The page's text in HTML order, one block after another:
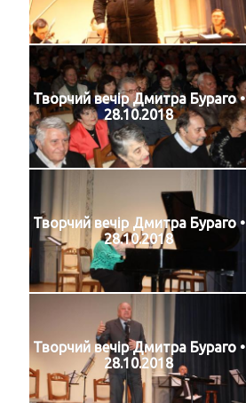
Творчий вечір Дмитра Бураго •
28.10.2018
Творчий вечір Дмитра Бураго •
28.10.2018
Творчий вечір Дмитра Бураго •
28.10.2018